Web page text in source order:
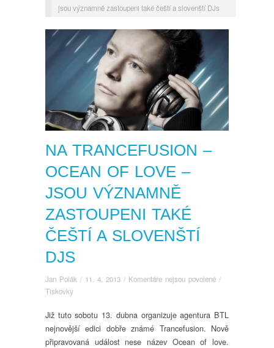
jsou významně zastoupeni také čeští a slovenští DJs
NA TRANCEFUSION –
OCEAN OF LOVE –
JSOU VÝZNAMNĚ
ZASTOUPENI TAKÉ
ČEŠTÍ A SLOVENŠTÍ
DJS
Jan Polák / 11. 4. 2013 / Komentáře nejsou povolenéu
názvem
Na
Trancefusion
/
Tiskovky
Již tuto sobotu 13. dubna organizuje agentura BTL
nejnovější edici dobře známé Trancefusion. Nově
připravovaná událost nese název Ocean of love.